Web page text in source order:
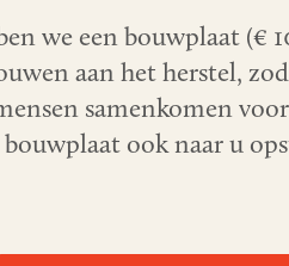
we een bouwplaat (€
aan het herstel,
samenkomen
ook naar u